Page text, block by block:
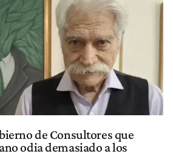
de Consultores que
odia demasiado a los